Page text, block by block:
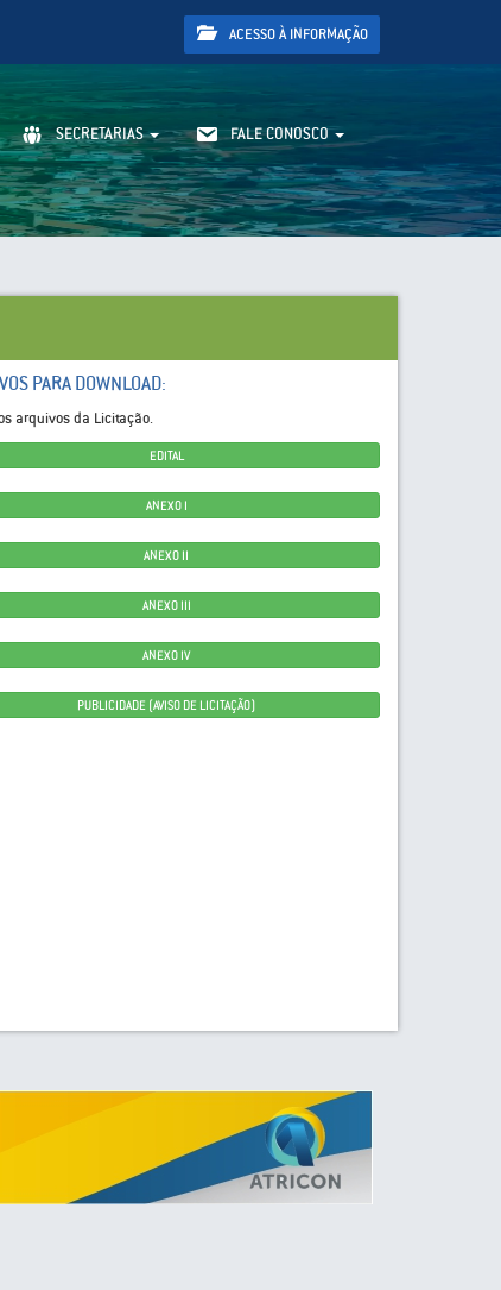
ACESSO À INFORMAÇÃO
SECRETARIAS FALE CONOSCO
PARA DOWNLOAD:
arquivos da Licitação.
EDITAL
ANEXO I
ANEXO II
ANEXO III
ANEXO IV
PUBLICIDADE (AVISO DE LICITAÇÃO)